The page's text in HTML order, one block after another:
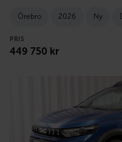
Örebro 2026 Ny
PRIS
449 750 kr